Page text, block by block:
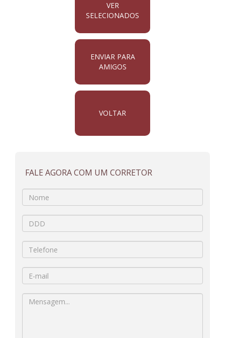
VER
SELECIONADOS
ENVIAR PARA
AMIGOS
VOLTAR
FALE AGORA COM UM CORRETOR